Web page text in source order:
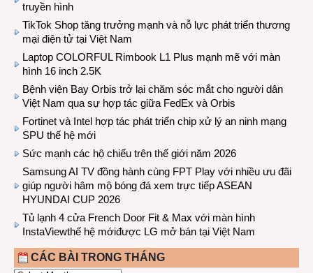
truyền hình
TikTok Shop tăng trưởng mạnh và nỗ lực phát triển thương
mại điện tử tại Việt Nam
Laptop COLORFUL Rimbook L1 Plus mạnh mẽ với màn
hình 16 inch 2.5K
Bệnh viện Bay Orbis trở lại chăm sóc mắt cho người dân
Việt Nam qua sự hợp tác giữa FedEx và Orbis
Fortinet và Intel hợp tác phát triển chip xử lý an ninh mạng
SPU thế hệ mới
Sức mạnh các hộ chiếu trên thế giới năm 2026
Samsung AI TV đồng hành cùng FPT Play với nhiều ưu đãi
giúp người hâm mộ bóng đá xem trực tiếp ASEAN
HYUNDAI CUP 2026
Tủ lạnh 4 cửa French Door Fit & Max với màn hình
InstaViewthế hệ mớiđược LG mở bán tại Việt Nam
CÁC BÀI TRONG THÁNG